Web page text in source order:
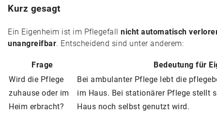
Kurz gesagt
Ein Eigenheim ist im Pflegefall nicht automatisch
unangreifbar. Entscheidend sind unter anderem:
Frage
Bedeutung für
Wird die Pflege
zuhause oder im
Heim erbracht?
Bei ambulanter Pflege lebt die
im Haus. Bei stationärer Pflege stellt
Haus noch selbst genutzt wird.